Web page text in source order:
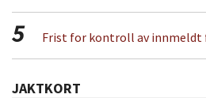
5 Frist for kontroll av innmeldt
JAKTKORT